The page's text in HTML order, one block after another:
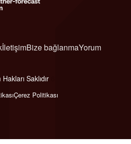
İletişimBize bağlanmaYorum
Saklıdır
Çerez Politikası